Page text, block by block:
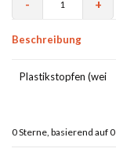
- +
Beschreibung
Plastikstopfen (wei
0Sterne, basierend auf0